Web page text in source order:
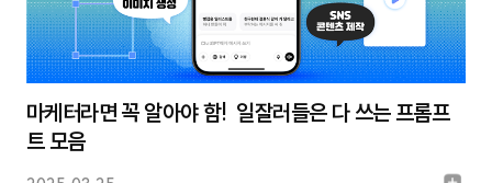
마케터라면 꼭 알아야 함! 일잘러들은 다 쓰는 프롬프
트 모음